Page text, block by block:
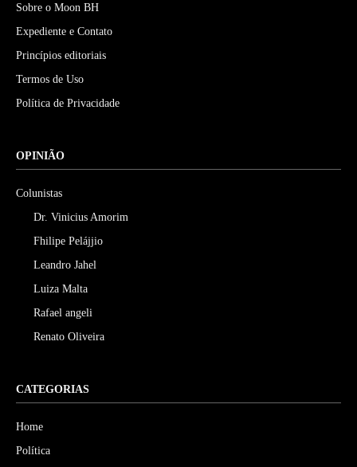
Sobre o Moon BH
Expediente e Contato
Princípios editoriais
Termos de Uso
Política de Privacidade
OPINIÃO
Colunistas
Dr. Vinicius Amorim
Fhilipe Pelájjio
Leandro Jahel
Luiza Malta
Rafael angeli
Renato Oliveira
CATEGORIAS
Home
Política